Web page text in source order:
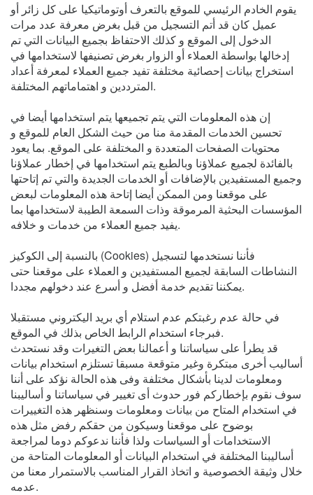
يقوم الخادم الرئيسي للموقع بالتعرف أوتوماتيكيا على كل زائر أو
عميل كان قد أتم التسجيل من قبل بغرض معرفة عدد مرات
الدخول إلى الموقع و كذلك الاحتفاظ بجميع البيانات التي تم
إدخالها بواسطة العملاء أو الزوار بغرض تصنيفها لاستخدامها في
استخراج بيانات إحصائية مختلفة تفيد جميع العملاء لمعرفة أعداد
المترددين و اهتماماتهم المختلفة.
إن هذه المعلومات التي يتم تجميعها يتم استخدامها أيضا في
تحسين الخدمات المقدمة منا من حيث الشكل العام للموقع و
محتويات الصفحات المتعددة و المختلفة على الموقع. بما يعود
بالفائدة لجميع عملاؤنا وبالطبع يتم استخدامها في إخطار عملاؤنا
وجميع المستفيدين بالإضافات أو الخدمات الجديدة والتي تم إتاحتها
على موقعنا ومن الممكن أيضا إتاحة هذه المعلومات لبعض
المؤسسات البحثية المرموقة وذات السمعة الطيبة لاستخدامها بما
يفيد جميع العملاء من خدمات و خلافه.
بالنسبة إلى الكوكيز (Cookies) فأننا نستخدمها لتسجيل
النشاطات السابقة لجميع المستفيدين و العملاء على موقعنا حتى
يمكننا تقديم خدمة أفضل و أسرع عند دخولهم مجددا.
في حالة عدم رغبتكم عدم استلام أي بريد اليكتروني مستقبلا
فبرجاء استخدام الرابط الخاص بذلك في الموقع.
قد يطرأ على سياساتنا و أعمالنا بعض التغيرات وقد نستحدث
أساليب أخرى مبتكرة وغير متوقعة مسبقا تستلزم استخدام بيانات
ومعلومات لدينا بأشكال مختلفة وفى هذه الحالة نؤكد على أننا
سوف نقوم بإخطاركم فور حدوث أى تغيير في سياساتنا و أساليبنا
في استخدام المتاح من بيانات ومعلومات وسنظهر هذه التغييرات
بوضوح على موقعنا وسيكون من حقكم رفض مثل هذه
الاستخدامات أو السياسات ولذا فأننا ندعوكم دوما لمراجعة
أساليبنا المختلفة في استخدام البيانات أو المعلومات المتاحة من
خلال وثيقة الخصوصية و اتخاذ القرار المناسب بالاستمرار معنا من
عدمه.